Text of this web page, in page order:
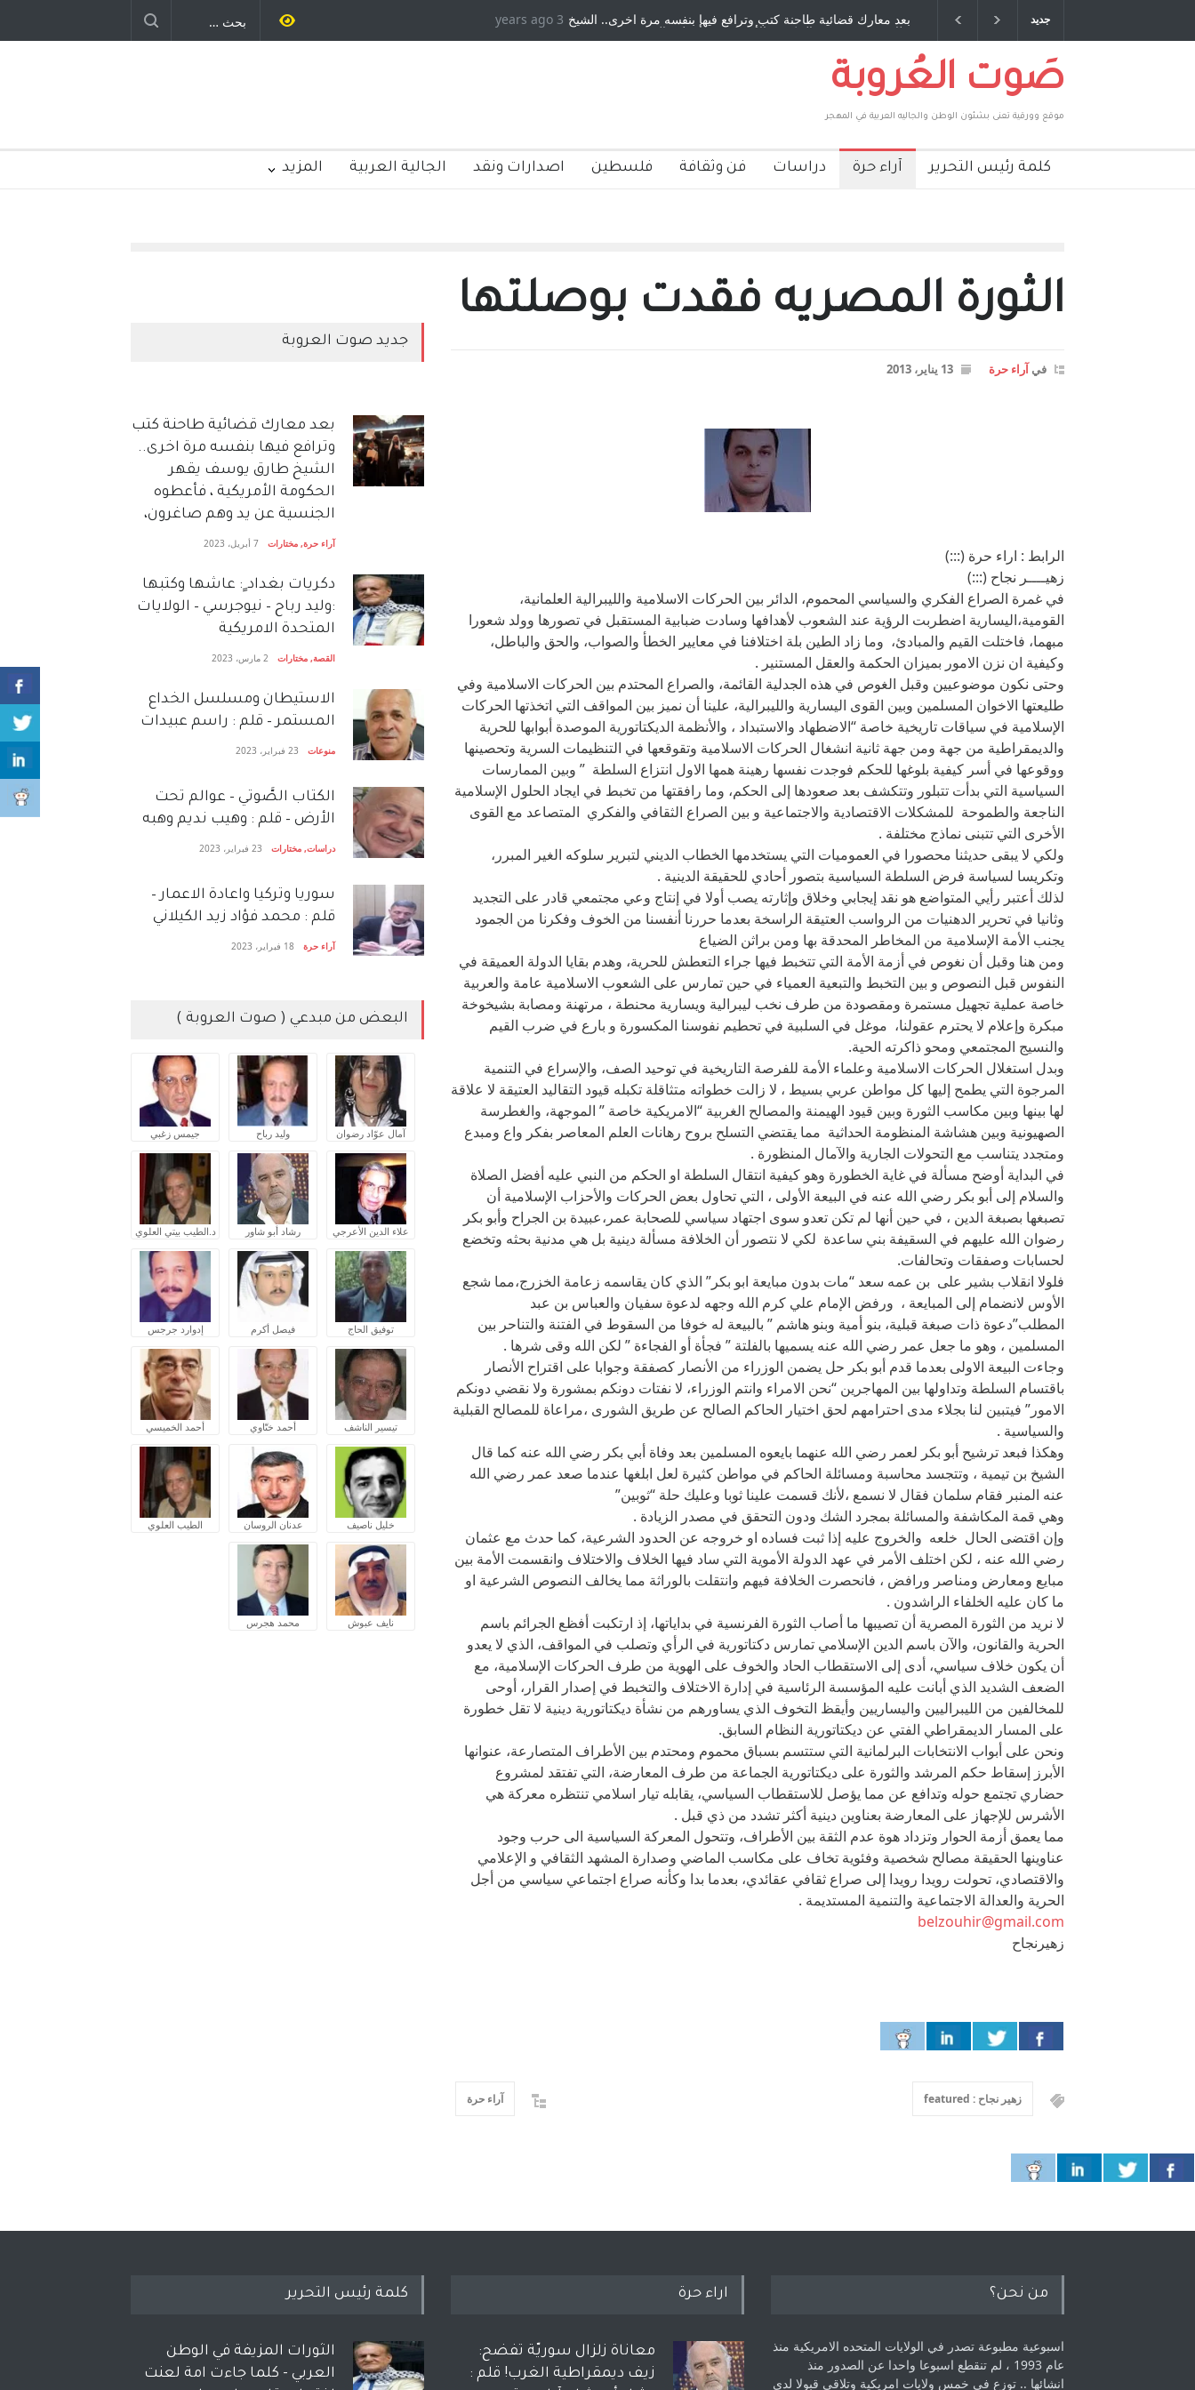
جديد دكريات بغداد ٍ: عاشها وكتبها :وليد رباح – نيوجرسي – الولايات المتحدة بعد معارك قضائية طاحنة كتب وترافع فيها بنفسه مرة اخرى.. الشيخ
طارق يوسف يقهر الحكومة الأمريكية ، فأعطوه الجنسية عن يد وهم
صاغرون،
مخلوف : بقلم : سعد الله 3 years ago
صَوت العُروبة
موقع وورقية تعنى بشئون الوطن والجاليه العربية في المهجر
كلمة رئيس التحرير آراء حرة دراسات فن وثقافة فلسطين اصدارات ونقد الجالية العربية المزيد
الثورة المصريه فقدت بوصلتها
فيآراء حرة 13 يناير، 2013
الرابط : اراء حرة (:::)
زهيــــر نجاح (:::)
في غمرة الصراع الفكري والسياسي المحموم، الدائر بين الحركات الاسلامية والليبرالية العلمانية،
القومية،اليسارية اضطربت الرؤية عند الشعوب لأهدافها وسادت ضبابية المستقبل في تصورها وولد شعورا
مبهما، فاختلت القيم والمبادئ، وما زاد الطين بلة اختلافنا في معايير الخطأ والصواب، والحق والباطل،
وكيفية ان نزن الامور بميزان الحكمة والعقل المستنير .
وحتى نكون موضوعيين وقبل الغوص في هذه الجدلية القائمة، والصراع المحتدم بين الحركات الاسلامية وفي
طليعتها الاخوان المسلمين وبين القوى اليسارية والليبرالية، علينا أن نميز بين المواقف التي اتخذتها الحركات
الإسلامية في سياقات تاريخية خاصة “الاضطهاد والاستبداد ، والأنظمة الديكتاتورية الموصدة أبوابها للحرية
والديمقراطية من جهة ومن جهة ثانية انشغال الحركات الاسلامية وتقوقعها في التنظيمات السرية وتحصينها
ووقوعها في أسر كيفية بلوغها للحكم فوجدت نفسها رهينة همها الاول انتزاع السلطة ” وبين الممارسات
السياسية التي بدأت تتبلور وتتكشف بعد صعودها إلى الحكم، وما رافقتها من تخبط في ايجاد الحلول الإسلامية
الناجعة والطموحة للمشكلات الاقتصادية والاجتماعية و بين الصراع الثقافي والفكري المتصاعد مع القوى
الأخرى التي تتبنى نماذج مختلفة .
ولكي لا يبقى حديثنا محصورا في العموميات التي يستخدمها الخطاب الديني لتبرير سلوكه الغير المبرر،
وتكريسا لسياسة فرض السلطة السياسية بتصور أحادي للحقيقة الدينية .
لذلك أعتبر رأيي المتواضع هو نقد إيجابي وخلاق وإثارته يصب أولا في إنتاج وعي مجتمعي قادر على التجديد
وثانيا في تحرير الدهنيات من الرواسب العتيقة الراسخة بعدما حررنا أنفسنا من الخوف وفكرنا من الجمود
يجنب الأمة الإسلامية من المخاطر المحدقة بها ومن براثن الضياع
ومن هنا وقبل أن نغوص في أزمة الأمة التي تتخبط فيها جراء التعطش للحرية، وهدم بقايا الدولة العميقة في
النفوس قبل النصوص و بين التخبط والتبعية العمياء في حين تمارس على الشعوب الاسلامية عامة والعربية
خاصة عملية تجهيل مستمرة ومقصودة من طرف نخب ليبرالية ويسارية محنطة ، مرتهنة ومصابة بشيخوخة
مبكرة وإعلام لا يحترم عقولنا، موغل في السلبية في تحطيم نفوسنا المكسورة و بارع في ضرب القيم
والنسيج المجتمعي ومحو ذاكرته الحية.
وبدل استغلال الحركات الاسلامية وعلماء الأمة للفرصة التاريخية في توحيد الصف، والإسراع في التنمية
المرجوة التي يطمح إليها كل مواطن عربي بسيط ، لا زالت خطواته متثاقلة تكبله قيود التقاليد العتيقة لا علاقة
لها بينها وبين مكاسب الثورة وبين قيود الهيمنة والمصالح الغربية “الامريكية خاصة ” الموجهة، والغطرسة
الصهيونية وبين هشاشة المنظومة الحداثية مما يقتضي التسلح بروح رهانات العلم المعاصر بفكر واع ومبدع
ومتجدد يتناسب مع التحولات الجارية والآمال المنظورة .
في البداية أوضح مسألة في غاية الخطورة وهو كيفية انتقال السلطة او الحكم من النبي عليه أفضل الصلاة
والسلام إلى أبو بكر رضي الله عنه في البيعة الأولى ، التي تحاول بعض الحركات والأحزاب الإسلامية أن
تصبغها بصبغة الدين ، في حين أنها لم تكن تعدو سوى اجتهاد سياسي للصحابة عمر،عبيدة بن الجراح وأبو بكر
رضوان الله عليهم في السقيفة بني ساعدة لكي لا نتصور أن الخلافة مسألة دينية بل هي مدنية بحثه وتخضع
لحسابات وصفقات وتحالفات.
فلولا انقلاب بشير على بن عمه سعد “مات بدون مبايعة ابو بكر” الذي كان يقاسمه زعامة الخزرج،مما شجع
الأوس لانضمام إلى المبايعة ، ورفض الإمام علي كرم الله وجهه لدعوة سفيان والعباس بن عبد
المطلب”دعوة ذات صبغة قبلية، بنو أمية وبنو هاشم ” بالبيعة له خوفا من السقوط في الفتنة والتناحر بين
المسلمين ، وهو ما جعل عمر رضي الله عنه يسميها بالفلتة ” فجأة أو الفجاءة ” لكن الله وقى شرها .
وجاءت البيعة الاولى بعدما قدم أبو بكر حل يضمن الوزراء من الأنصار كصفقة وجوابا على اقتراح الأنصار
باقتسام السلطة وتداولها بين المهاجرين “نحن الامراء وانتم الوزراء، لا نفتات دونكم بمشورة ولا نقضي دونكم
الامور” فيتبين لنا بجلاء مدى احترامهم لحق اختيار الحاكم الصالح عن طريق الشورى ،مراعاة للمصالح القبلية
والسياسية .
وهكذا فبعد ترشيح أبو بكر لعمر رضي الله عنهما بايعوه المسلمين بعد وفاة أبي بكر رضي الله عنه كما قال
الشيخ بن تيمية ، وتتجسد محاسبة ومسائلة الحاكم في مواطن كثيرة لعل ابلغها عندما صعد عمر رضي الله
عنه المنبر فقام سلمان فقال لا نسمع ،لأنك قسمت علينا ثوبا وعليك حلة “ثوبين”
وهي قمة المكاشفة والمسائلة بمجرد الشك ودون التحقق في مصدر الزيادة .
وإن اقتضى الحال خلعه والخروج عليه إذا ثبت فساده او خروجه عن الحدود الشرعية، كما حدث مع عثمان
رضي الله عنه ، لكن اختلف الأمر في عهد الدولة الأموية التي ساد فيها الخلاف والاختلاف وانقسمت الأمة بين
مبايع ومعارض ومناصر ورافض ، فانحصرت الخلافة فيهم وانتقلت بالوراثة مما يخالف النصوص الشرعية او
ما كان عليه الخلفاء الراشدون .
لا نريد من الثورة المصرية أن تصيبها ما أصاب الثورة الفرنسية في بداياتها، إذ ارتكبت أفظع الجرائم باسم
الحرية والقانون، والآن باسم الدين الإسلامي تمارس دكتاتورية في الرأي وتصلب في المواقف، الذي لا يعدو
أن يكون خلاف سياسي، أدى إلى الاستقطاب الحاد والخوف على الهوية من طرف الحركات الإسلامية، مع
الضعف الشديد الذي أبانت عليه المؤسسة الرئاسية في إدارة الاختلاف والتخبط في إصدار القرار، أوحى
للمخالفين من الليبراليين واليساريين وأيقظ التخوف الذي يساورهم من نشأة ديكتاتورية دينية لا تقل خطورة
على المسار الديمقراطي الفتي عن ديكتاتورية النظام السابق.
ونحن على أبواب الانتخابات البرلمانية التي ستتسم بسباق محموم ومحتدم بين الأطراف المتصارعة، عنوانها
الأبرز إسقاط حكم المرشد والثورة على ديكتاتورية الجماعة من طرف المعارضة، التي تفتقد لمشروع
حضاري تجتمع حوله وتدافع عن مما يؤصل للاستقطاب السياسي، يقابله تيار اسلامي تنتظره معركة هي
الأشرس للإجهاز على المعارضة بعناوين دينية أكثر تشدد من ذي قبل .
مما يعمق أزمة الحوار وتزداد هوة عدم الثقة بين الأطراف، وتتحول المعركة السياسية الى حرب وجود
عناوينها الحقيقة مصالح شخصية وفئوية تخاف على مكاسب الماضي وصدارة المشهد الثقافي و الإعلامي
والاقتصادي، تحولت رويدا رويدا إلى صراع ثقافي عقائدي، بعدما بدا وكأنه صراع اجتماعي سياسي من أجل
الحرية والعدالة الاجتماعية والتنمية المستديمة .
belzouhir@gmail.com
زهيرنجاح
زهير نجاح : featured آراء حرة
جديد صوت العروبة
بعد معارك قضائية طاحنة كتب
وترافع فيها بنفسه مرة اخرى..
الشيخ طارق يوسف يقهر
الحكومة الأمريكية ، فأعطوه
الجنسية عن يد وهم صاغرون،
آراء حرة, مختارات 7 أبريل، 2023
دكريات بغداد ٍ: عاشها وكتبها
:وليد رباح – نيوجرسي – الولايات
المتحدة الامريكية
القصة, مختارات 2 مارس، 2023
الاستيطان ومسلسل الخداع
المستمر – قلم : راسم عبيدات
منوعات 23 فبراير، 2023
الكتاب الصَّوتي – عوالم تحت
الأرض – قلم : وهيب نديم وهبه
دراسات, مختارات 23 فبراير، 2023
سوريا وتركيا واعادة الاعمار –
قلم : محمد فؤاد زيد الكيلاني
آراء حرة 18 فبراير، 2023
البعض من مبدعي ( صوت العروبة )
آمال عوّاد رضوان وليد رباح جيمس زغبي
علاء الدين الأعرجي رشاد أبو شاور د.الطيب بيتي العلوي
توفيق الحاج فيصل أكرم إدوارد جرجس
تيسير الناشف أحمد ختّاوي أحمد الخميسي
خليل ناصيف عدنان الروسان الطيب العلوي
نايف عبوش محمد هجرس
من نحن؟
اسبوعية مطبوعة تصدر في الولايات المتحده الامريكية منذ
عام 1993 ، لم ‏تنقطع اسبوعا واحدا عن الصدور منذ
انشائها .. توزع في خمس ولايات امريكية ‏وتلاقي قبولا لدى
اراء حرة
معاناة زلزال سوريّة تفضح:
زيف ديمقراطية الغرب! قلم :
كلمة رئيس التحرير
الثورات المزيفة في الوطن
العربي - كلما جاءت امة لعنت